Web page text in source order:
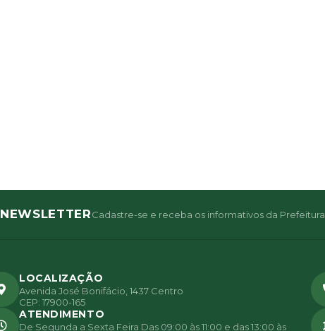
NEWSLETTERCadastre-se e receba os informativos da Prefeitura
LOCALIZAÇÃO
Avenida José Bonifácio, 1437 Centro
CEP: 17900-165
ATENDIMENTO
De Segunda a Sexta Feira Das 09:00 às 11:00 e das 13:00 às